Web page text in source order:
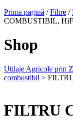
Prima pagină /Filtre /
COMBUSTIBIL,
Shop
Utilaje Agricole prin
combustibil >
FILTRU